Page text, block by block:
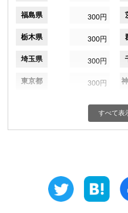
福島県 300円
栃木県 300円
埼玉県 300円
東京都 300円
300円
300円
すべて表